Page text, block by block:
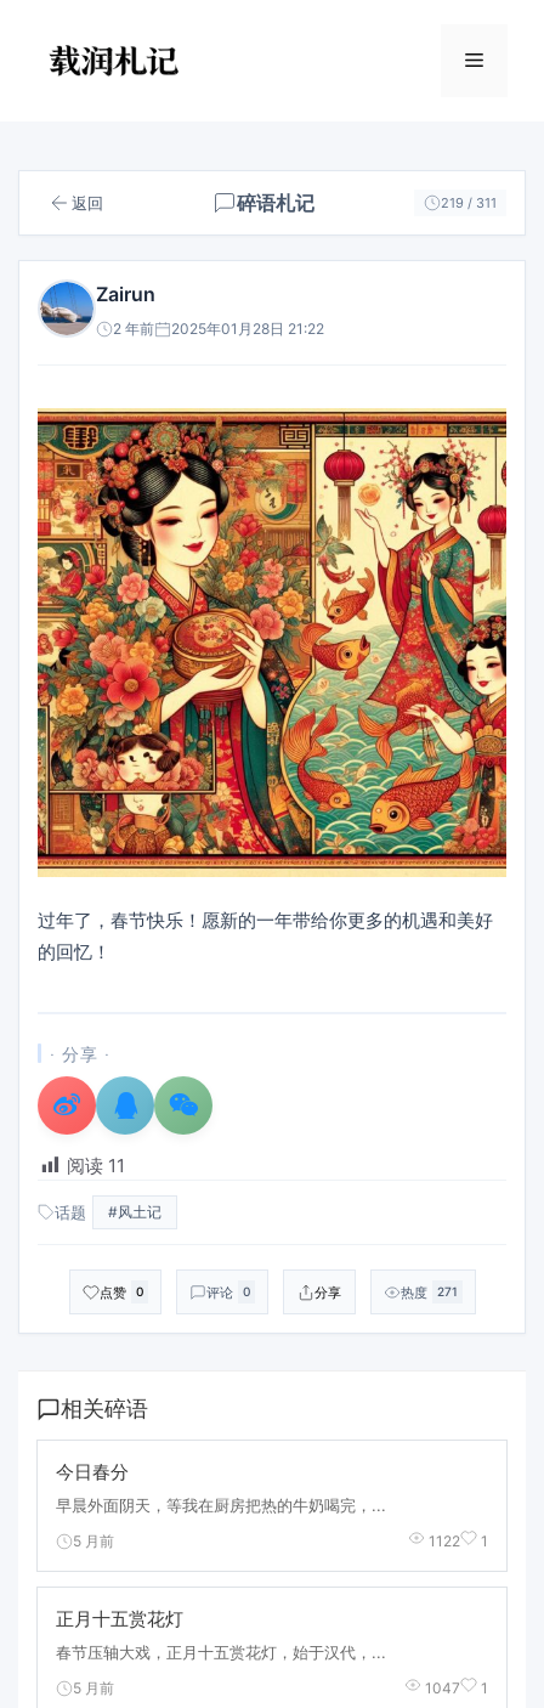
菜
返回 碎语札记 219 / 311
Zairun
2 年前 2025年01月28日 21:22
过年了，春节快乐！愿新的一年带给你更多的机遇和美好
的回忆！
· 分享 ·
阅读 11
话题 #风土记
点赞 0 评论 0 分享 热度 271
相关碎语
今日春分
早晨外面阴天，等我在厨房把热的牛奶喝完，...
5 月前 1122 1
正月十五赏花灯
春节压轴大戏，正月十五赏花灯，始于汉代，...
5 月前 1047 1